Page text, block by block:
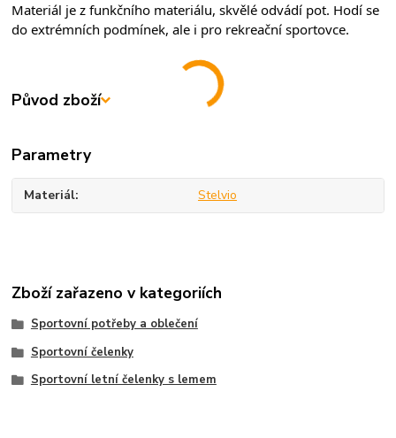
Materiál je z funkčního materiálu, skvělé odvádí pot. Hodí se
do extrémních podmínek, ale i pro rekreační sportovce.
Původ zboží
Parametry
Materiál Stelvio
Zboží zařazeno v kategoriích
Sportovní potřeby a oblečení
Sportovní čelenky
Sportovní letní čelenky s lemem